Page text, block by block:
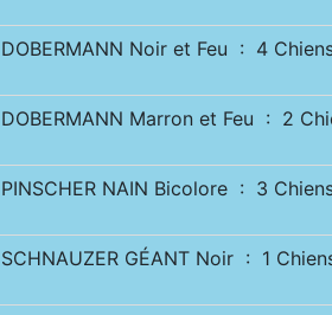
DOBERMANN Noir et Feu : 4
DOBERMANN Marron et Feu : 2
PINSCHER NAIN Bicolore : 3
SCHNAUZER GÉANT Noir : 1